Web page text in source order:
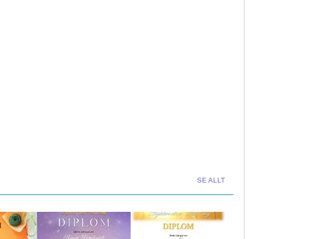
SE ALLT